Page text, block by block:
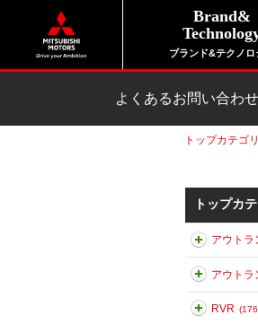
Brand&
ブランド&テクノロ
よくあるお問い合わせ
トップカテゴ
トップカ
アウトラ
アウトラ
RVR